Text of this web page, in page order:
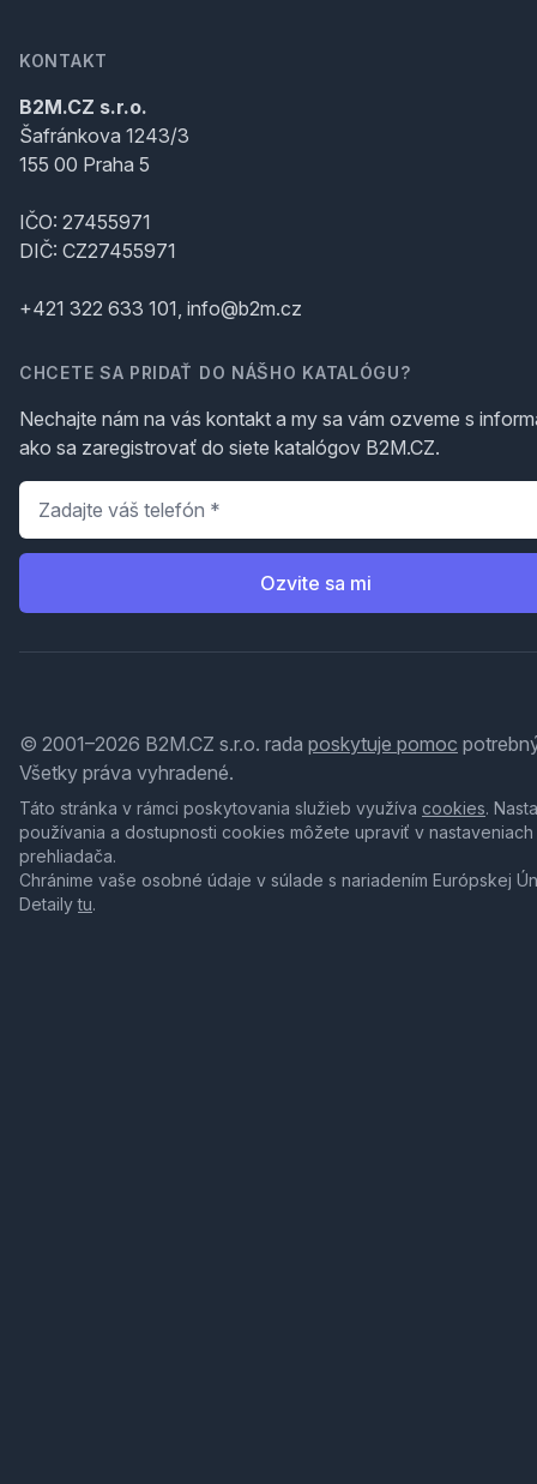
KONTAKT
B2M.CZ s.r.o.
Šafránkova 1243/3
155 00 Praha 5
IČO: 27455971
DIČ: CZ27455971
+421 322 633 101, info@b2m.cz
CHCETE SA PRIDAŤ DO NÁŠHO KATALÓGU?
Nechajte nám na vás kontakt a my sa vám ozveme s
ako sa zaregistrovať do siete katalógov B2M.CZ.
Telefón
Ozvite sa mi
© 2001–2026 B2M.CZ s.r.o. rada poskytuje pomoc
Všetky práva vyhradené.
Táto stránka v rámci poskytovania služieb využíva cookies.
používania a dostupnosti cookies môžete upraviť v nastaveniach
prehliadača.
Chránime vaše osobné údaje v súlade s nariadením Európskej
Detailytu.